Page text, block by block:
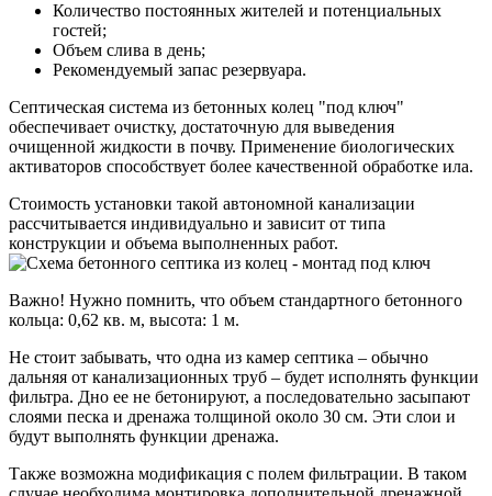
Количество постоянных жителей и потенциальных
гостей;
Объем слива в день;
Рекомендуемый запас резервуара.
Септическая система из бетонных колец "под ключ"
обеспечивает очистку, достаточную для выведения
очищенной жидкости в почву. Применение биологических
активаторов способствует более качественной обработке ила.
Стоимость установки такой автономной канализации
рассчитывается индивидуально и зависит от типа
конструкции и объема выполненных работ.
Важно! Нужно помнить, что объем стандартного бетонного
кольца: 0,62 кв. м, высота: 1 м.
Не стоит забывать, что одна из камер септика – обычно
дальняя от канализационных труб – будет исполнять функции
фильтра. Дно ее не бетонируют, а последовательно засыпают
слоями песка и дренажа толщиной около 30 см. Эти слои и
будут выполнять функции дренажа.
Также возможна модификация с полем фильтрации. В таком